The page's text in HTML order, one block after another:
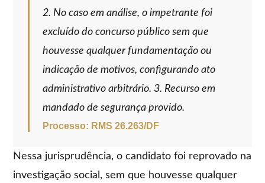
2. No caso em análise, o impetrante foi
excluído do concurso público sem que
houvesse qualquer fundamentação ou
indicação de motivos, configurando ato
administrativo arbitrário. 3. Recurso em
mandado de segurança provido.
Processo: RMS 26.263/DF
Nessa jurisprudência, o candidato foi reprovado na
investigação social, sem que houvesse qualquer